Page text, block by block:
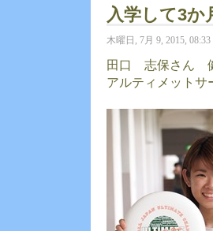
入学して3か
木曜日, 7月 9, 2015,
田口 志保さん
アルティメットサ